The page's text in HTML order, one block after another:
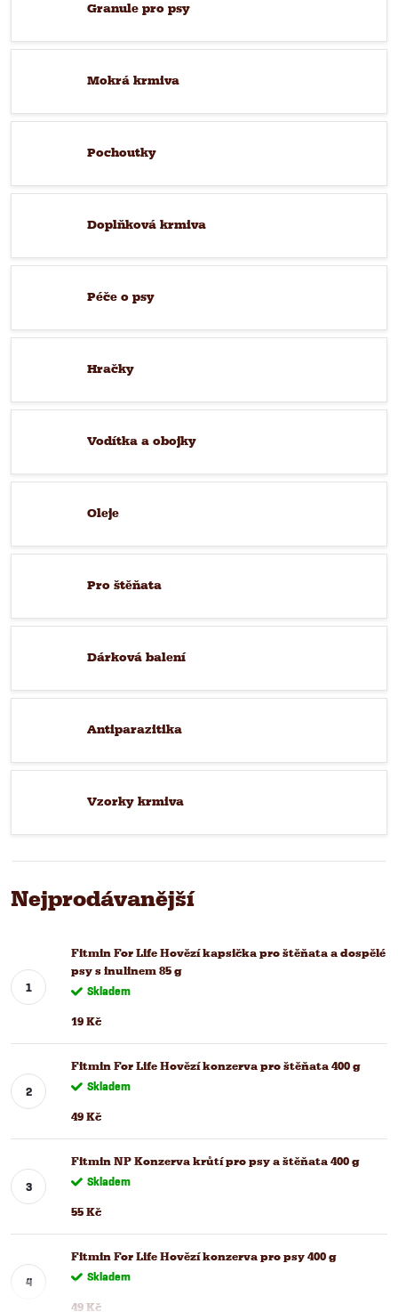
Granule pro psy
Mokrá krmiva
Pochoutky
Doplňková krmiva
Péče o psy
Hračky
Vodítka a obojky
Oleje
Pro štěňata
Dárková balení
Antiparazitika
Vzorky krmiva
Nejprodávanější
Fitmin For Life Hovězí kapsička pro štěňata a dospělé
psy s inulinem 85 g
Skladem
19 Kč
Fitmin For Life Hovězí konzerva pro štěňata 400 g
Skladem
49 Kč
Fitmin NP Konzerva krůtí pro psy a štěňata 400 g
Skladem
55 Kč
Fitmin For Life Hovězí konzerva pro psy 400 g
Skladem
49 Kč